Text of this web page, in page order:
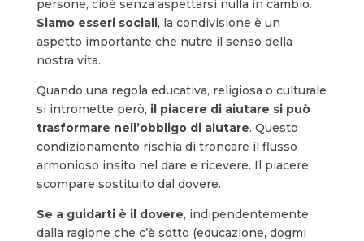
persone, cioè senza aspettarsi nulla in cambio.
Siamo esseri sociali, la condivisione è un
aspetto importante che nutre il senso della
nostra vita.
Quando una regola educativa, religiosa o culturale
si intromette però, il piacere di aiutare si può
trasformare nell’obbligo di aiutare. Questo
condizionamento rischia di troncare il flusso
armonioso insito nel dare e ricevere. Il piacere
scompare sostituito dal dovere.
Se a guidarti è il dovere, indipendentemente
dalla ragione che c’è sotto (educazione, dogmi